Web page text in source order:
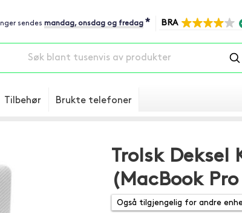
sendes mandag, onsdag og fredag * BRA
Tilbehør Brukte telefoner
Trolsk Deksel
(MacBook Pro